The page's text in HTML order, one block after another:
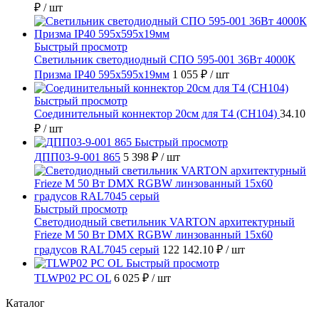
₽ / шт
Быстрый просмотр
Светильник светодиодный СПО 595-001 36Вт 4000К
Призма IP40 595х595х19мм 1 055 ₽ / шт
Быстрый просмотр
Соединительный коннектор 20см для T4 (СН104) 34.10
₽ / шт
Быстрый просмотр
ДПП03-9-001 865 5 398 ₽ / шт
Быстрый просмотр
Светодиодный светильник VARTON архитектурный
Frieze M 50 Вт DMX RGBW линзованный 15x60
градусов RAL7045 серый 122 142.10 ₽ / шт
Быстрый просмотр
TLWP02 PC OL 6 025 ₽ / шт
Каталог